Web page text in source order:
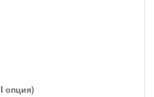
опция)